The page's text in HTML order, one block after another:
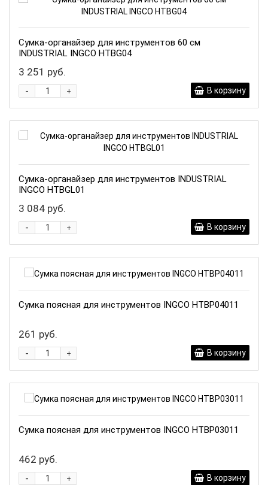
Сумка-органайзер для инструментов 60 см
INDUSTRIAL INGCO HTBG04
3 251 руб.
+
- В корзину
Сумка-органайзер для инструментов INDUSTRIAL
INGCO HTBGL01
3 084 руб.
+
- В корзину
Сумка поясная для инструментов INGCO HTBP04011
261 руб.
+
- В корзину
Сумка поясная для инструментов INGCO HTBP03011
462 руб.
+
- В корзину